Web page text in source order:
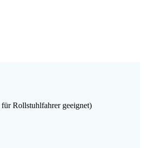
Rollstuhlfahrer geeignet)